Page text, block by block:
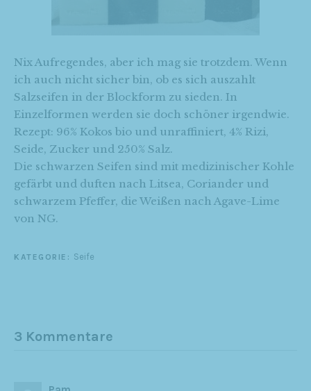
Nix Aufregendes, aber ich mag sie trotzdem. Wenn
ich auch nicht sicher bin, ob es sich auszahlt
Salzseifen in der Blockform zu sieden. In
Einzelformen werden sie doch schöner irgendwie.
Rezept: 96% Kokos bio und unraffiniert, 4% Rizi,
Seide, Zucker und 250% Salz.
Die schwarzen Seifen sind mit medizinischer Kohle
gefärbt und duften nach Litsea, Coriander und
schwarzem Pfeffer, die Weißen nach Agave-Lime
von NG.
KATEGORIE: Seife
3 Kommentare